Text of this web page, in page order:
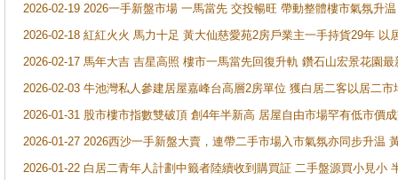
2026-02-19 2026一手新盤市場 一馬當先 交投暢旺 帶動整體樓市氣氛升
2026-02-18 紅紅火火 馬力十足 黃大仙慈愛苑2房戶業主一手持貨29年 以
2026-02-17 馬年大吉 吉星高照 樓市一馬當先回復升軌 鑽石山宏景花園
2026-02-03 牛池灣私人參建居屋嘉峰台高層2房單位 獲白居二客以居二市
2026-01-31 股市樓市指數雙破頂 創4年半新高 居屋自由市場罕有低市價
2026-01-27 2026西沙一手新盤大賣，連帶二手市場入市氣氛亦同步升温
2026-01-22 白居二青年人計劃中籤者陸續收到購買証 二手盤源買小見小